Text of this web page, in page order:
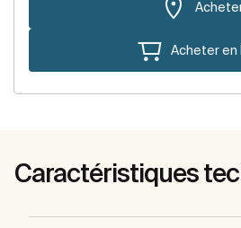
Acheter en
Caractéristiques